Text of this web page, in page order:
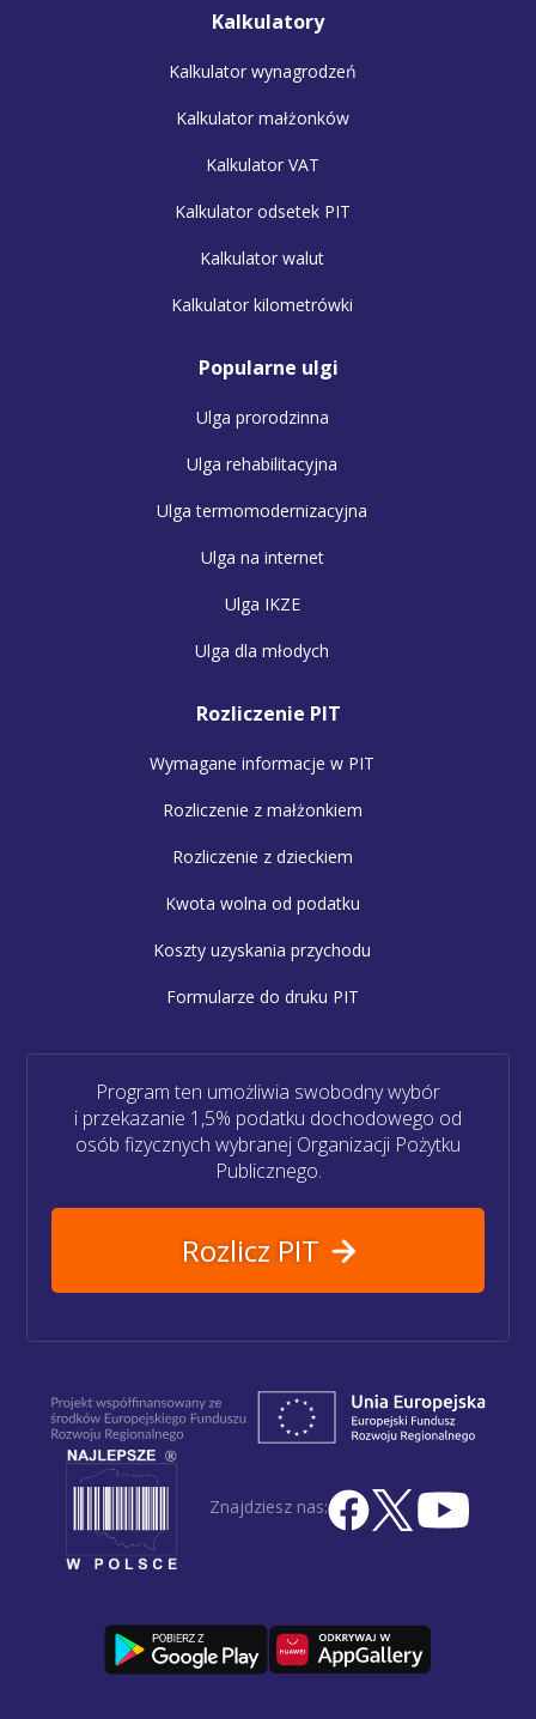
Kalkulatory
Kalkulator wynagrodzeń
Kalkulator małżonków
Kalkulator VAT
Kalkulator odsetek PIT
Kalkulator walut
Kalkulator kilometrówki
Popularne ulgi
Ulga prorodzinna
Ulga rehabilitacyjna
Ulga termomodernizacyjna
Ulga na internet
Ulga IKZE
Ulga dla młodych
Rozliczenie PIT
Wymagane informacje w PIT
Rozliczenie z małżonkiem
Rozliczenie z dzieckiem
Kwota wolna od podatku
Koszty uzyskania przychodu
Formularze do druku PIT
Program ten umożliwia swobodny wybór
i przekazanie 1,5% podatku dochodowego od
osób fizycznych wybranej Organizacji Pożytku
Publicznego.
Rozlicz PIT
Znajdziesz nas: